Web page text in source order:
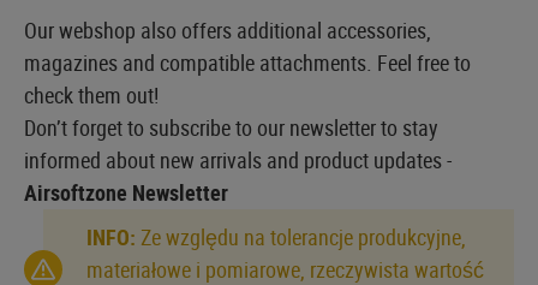
Our webshop also offers additional accessories,
magazines and compatible attachments. Feel free to
check them out!
Don’t forget to subscribe to our newsletter to stay
informed about new arrivals and product updates -
Airsoftzone Newsletter
INFO: Ze względu na tolerancje produkcyjne,
materiałowe i pomiarowe, rzeczywista wartość